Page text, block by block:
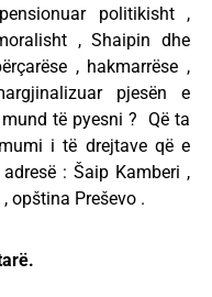
politikisht ,
, Shaipin dhe
, hakmarrëse ,
pjesën e
të pyesni ? Që ta
i të drejtave që e
: Šaip Kamberi ,
opština Preševo .